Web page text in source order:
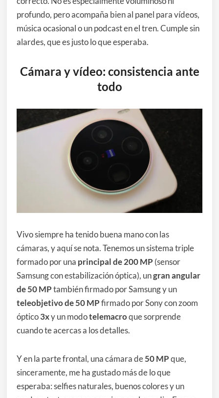
profundo, pero acompaña bien al panel para vídeos,
música ocasional o un podcast en el tren. Cumple sin
alardes, que es justo lo que esperaba.
Cámara y vídeo: consistencia ante
todo
Vivo siempre ha tenido buena mano con las
cámaras, y aquí se nota. Tenemos un sistema triple
formado por una principal de 200 MP (sensor
Samsung con estabilización óptica), ungran angular
de 50 MPtambién firmado por Samsung y un
teleobjetivo de 50 MPfirmado por Sony con zoom
óptico3xy un modotelemacroque sorprende
cuando te acercas a los detalles.
Y en la parte frontal, una cámara de50 MPque,
sinceramente, me ha gustado más de lo que
esperaba: selfies naturales, buenos colores y un